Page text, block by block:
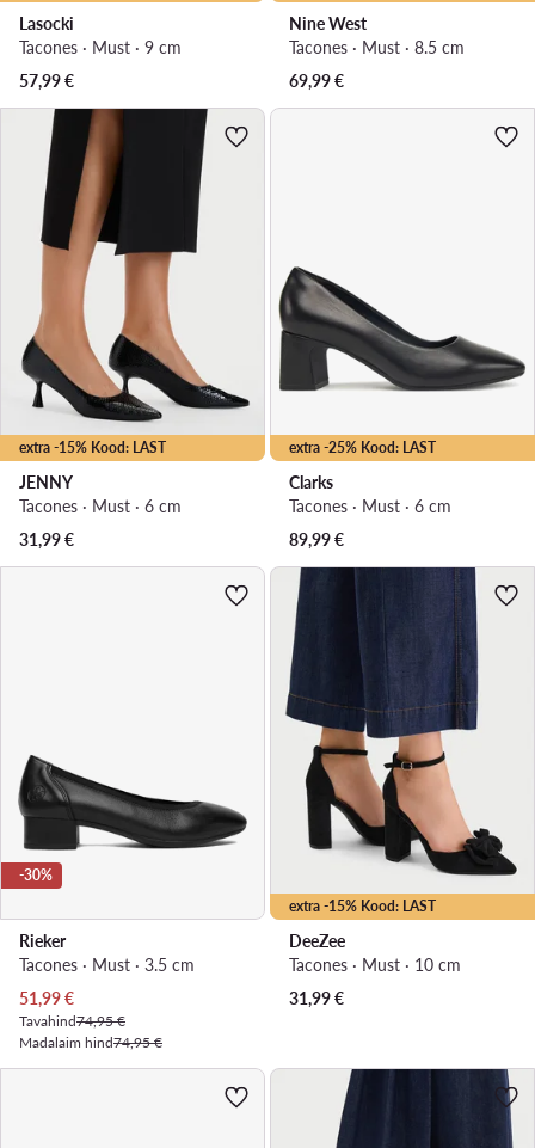
Lasocki
Tacones · Must · 9 cm
57,99€
Nine West
Tacones · Must · 8.5 cm
69,99€
extra -15% Kood: LAST
JENNY
Tacones · Must · 6 cm
31,99€
extra -25% Kood: LAST
Clarks
Tacones · Must · 6 cm
89,99€
-30%
Rieker
Tacones · Must · 3.5 cm
Praegune hind
51,99€
Tavahind74,95 €
Madalaim hind74,95 €
extra -15% Kood: LAST
DeeZee
Tacones · Must · 10 cm
31,99€